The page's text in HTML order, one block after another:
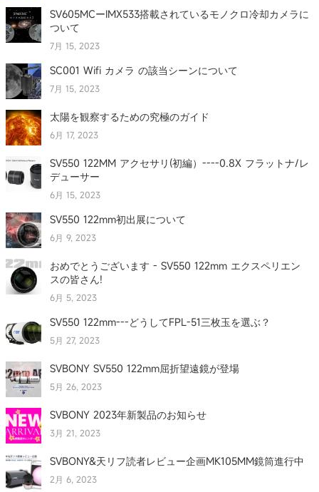
SV605MCーIMX533搭載されているモノクロ冷却カメラに
ついて
7月 15, 2023
SC001 Wifi カメラ の該当シーンについて
7月 15, 2023
太陽を観察するための究極のガイド
6月 17, 2023
SV550 122MM アクセサリ(初編）----0.8X フラットナ/レ
デューサー
6月 15, 2023
SV550 122mm初出展について
6月 9, 2023
おめでとうございます - SV550 122mm エクスペリエン
スの皆さん!
6月 5, 2023
SV550 122mm---どうしてFPL-51三枚玉を選ぶ？
5月 27, 2023
SVBONY SV550 122mm屈折望遠鏡が登場
5月 26, 2023
SVBONY 2023年新製品のお知らせ
3月 21, 2023
SVBONY&天リフ読者レビュー企画MK105MM鏡筒進行中
2月 6, 2023